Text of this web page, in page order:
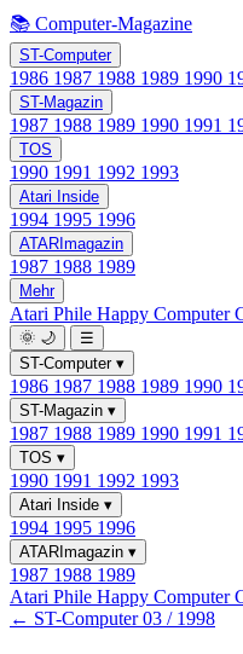
📚 Computer-Magazine
ST-Computer
1986 1987 1988 1989 1990
ST-Magazin
1987 1988 1989 1990 1991
TOS
1990 1991 1992 1993
Atari Inside
1994 1995 1996
ATARImagazin
1987 1988 1989
Mehr
Atari Phile Happy Computer
🌞 🌙
☰
ST-Computer ▾
1986 1987 1988 1989 1990
ST-Magazin ▾
1987 1988 1989 1990 1991
TOS ▾
1990 1991 1992 1993
Atari Inside ▾
1994 1995 1996
ATARImagazin ▾
1987 1988 1989
Atari Phile Happy Computer
← ST-Computer 03 / 1998